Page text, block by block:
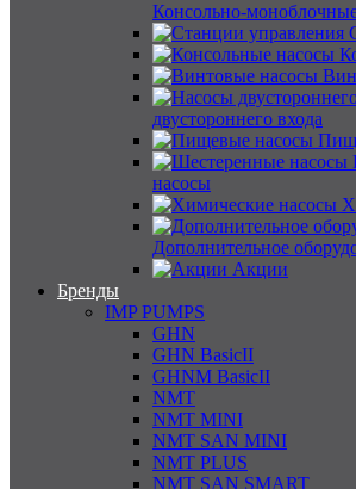
Консольно-
двустороннего входа
насосы
Дополнительное
Акции
Бренды
IMP PUMPS
GHN
GHN BasicII
GHNM BasicII
NMT
NMT MINI
NMT SAN MINI
NMT PLUS
NMT SAN SMART